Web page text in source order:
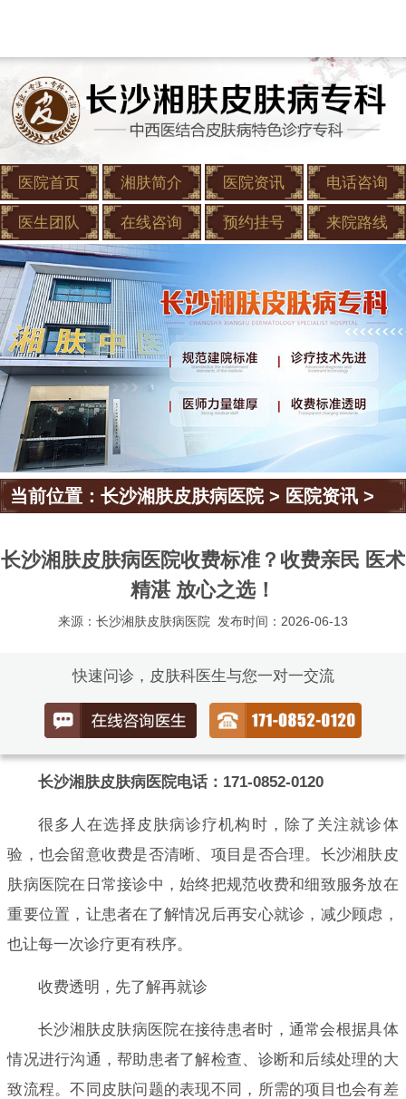
医院首页 湘肤简介 医院资讯 电话咨询
医生团队 在线咨询 预约挂号 来院路线
当前位置：长沙湘肤皮肤病医院> 医院资讯 >
长沙湘肤皮肤病医院收费标准？收费亲民 医术
精湛 放心之选！
来源：长沙湘肤皮肤病医院 发布时间：2026-06-13
快速问诊，皮肤科医生与您一对一交流
长沙湘肤皮肤病医院电话：171-0852-0120
很多人在选择皮肤病诊疗机构时，除了关注就诊体
验，也会留意收费是否清晰、项目是否合理。长沙湘肤皮
肤病医院在日常接诊中，始终把规范收费和细致服务放在
重要位置，让患者在了解情况后再安心就诊，减少顾虑，
也让每一次诊疗更有秩序。
收费透明，先了解再就诊
长沙湘肤皮肤病医院在接待患者时，通常会根据具体
情况进行沟通，帮助患者了解检查、诊断和后续处理的大
致流程。不同皮肤问题的表现不同，所需的项目也会有差